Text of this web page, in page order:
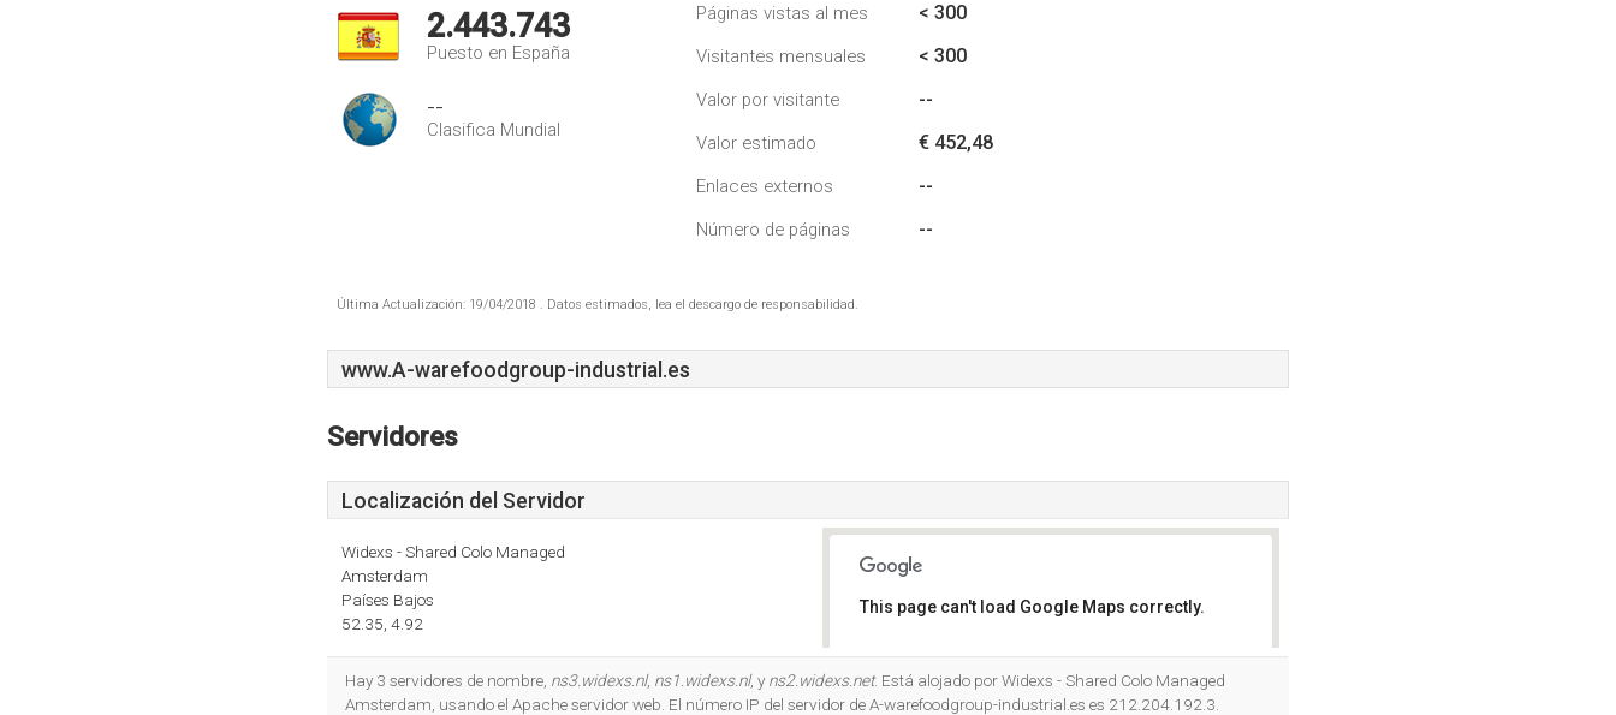
2.443.743
Puesto en España
--
Clasifica Mundial
Páginas vistas al mes < 300
Visitantes mensuales < 300
Valor por visitante --
Valor estimado € 452,48
Enlaces externos --
Número de páginas --
Última Actualización: 19/04/2018 . Datos estimados, lea el descargo de responsabilidad.
www.A-warefoodgroup-industrial.es
Servidores
Localización del Servidor
Widexs - Shared Colo Managed
Amsterdam
Países Bajos
52.35, 4.92
This page can't load Google Maps correctly.
Hay 3 servidores de nombre, ns3.widexs.nl, ns1.widexs.nl, y ns2.widexs.net. Está alojado por Widexs - Shared Colo Managed
Amsterdam, usando el Apache servidor web. El número IP del servidor de A-warefoodgroup-industrial.es es 212.204.192.3.